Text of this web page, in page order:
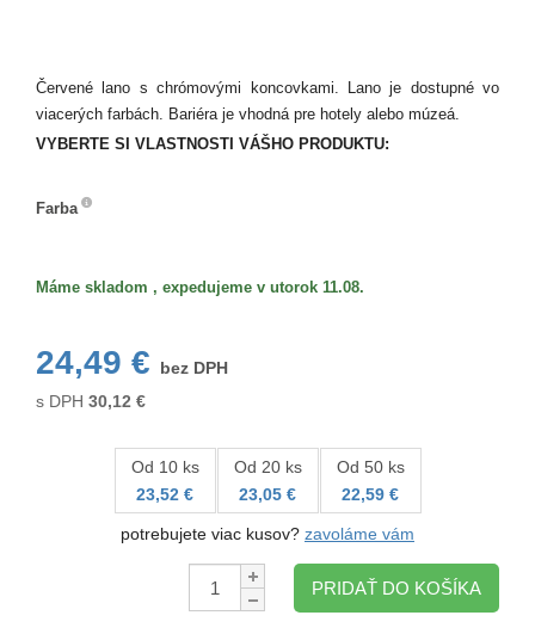
Červené lano s chrómovými koncovkami. Lano je dostupné vo
viacerých farbách. Bariéra je vhodná pre hotely alebo múzeá.
VYBERTE SI VLASTNOSTI VÁŠHO PRODUKTU:
Farba
Máme skladom , expedujeme v utorok 11.08.
24,49 €
bez DPH
s DPH 30,12 €
Od 10 ks
23,52 €
Od 20 ks
23,05 €
Od 50 ks
22,59 €
potrebujete viac kusov? zavoláme vám
Množstvo:
PRIDAŤ DO KOŠÍKA